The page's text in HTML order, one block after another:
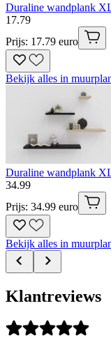
Duraline wandplank
17.79
Prijs: 17.79 euro
Bekijk alles in
Duraline wandplank
34.99
Prijs: 34.99 euro
Bekijk alles in
Klantreviews